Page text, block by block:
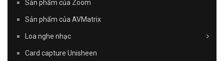
Sản phẩm của Zoom
Sản phẩm của AVMatrix
Loa nghe nhạc
Card capture Unisheen